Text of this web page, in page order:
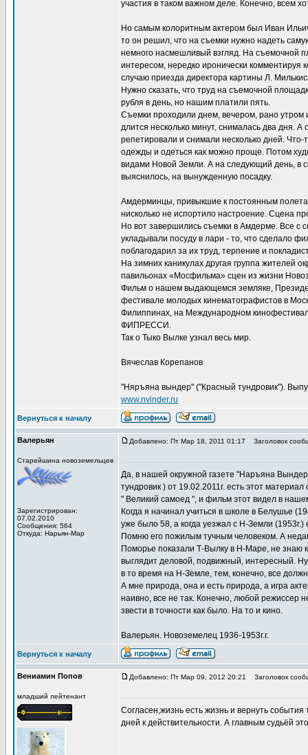
участия в таком важном деле. Конечно, всем
Но самым колоритным актером был Иван
то он решил, что на съемки нужно надеть
немного насмешливый взгляд. На съемочной
интересом, нередко иронически
случаю приезда директора картины Л.
Нужно сказать, что труд на съемочной
рубля в день, но нашим платили пять.
Съемки проходили днем, вечером, рано утром
длится несколько минут, снималась два дня.
репетировали и снимали несколько дней.
одежды и одеться как можно проще. Потом
видами Новой Земли. А на следующий день, в
выяснилось, на вынужденную посадку.
Амдерминцы, привыкшие к постоянным
нисколько не испортило настроение. Сцена
Но вот завершились съемки в Амдерме. Все с
укладывали посуду в лари - то, что сделало
поблагодарил за их труд, терпение и
На зимних каникулах другая группа жителей
павильонах «Мосфильма» сцен из жизни
Фильм о нашем выдающемся земляке,
фестивале молодых кинематографистов в
Филиппинах, на Международном
ФИПРЕССИ.
Так о Тыко Вылке узнал весь мир.
Вячеслав Корепанов
"Няръяна вындер" ("Красный тундровик").
www.nvinder.ru
Вернуться к началу
Валерьян
Старейшина новоземельцев
Зарегистрирован:
07.02.2010
Сообщения: 564
Откуда: Нарьян-Мар
Добавлено: Пт Мар 18, 2011 01:17 Заголовок
Да, в нашей окружной газете "Наръяна
тундровик ) от 19.02.2011г. есть этот
" Великий самоед ", и фильм этот видел в
Когда я начинал учиться в школе в Белушье
уже было 58, а когда уезжал с Н-Земли
Помню его пожилым тучным человеком. А
Поморье показали Т-Вылку в Н-Маре, не знаю
выглядит деловой, подвижный, интересный.
в то время на Н-Земле, тем, конечно, все
А мне природа, она и есть природа, а игра
наивно, все не так. Конечно, любой режиссер
звести в точности как было. На то и кино.
Валерьян. Новоземелец 1936-1953г.г.
Вернуться к началу
Вениамин Попов
младший лейтенант
Добавлено: Пт Мар 09, 2012 20:21 Заголовок
Согласен,жизнь есть жизнь и вернуть
дней к действительности. А главным судьёй